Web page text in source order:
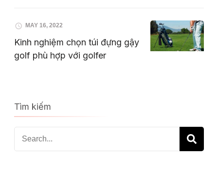
MAY 16, 2022
Kinh nghiệm chọn túi đựng gậy
golf phù hợp với golfer
Tìm kiếm
Search
for: